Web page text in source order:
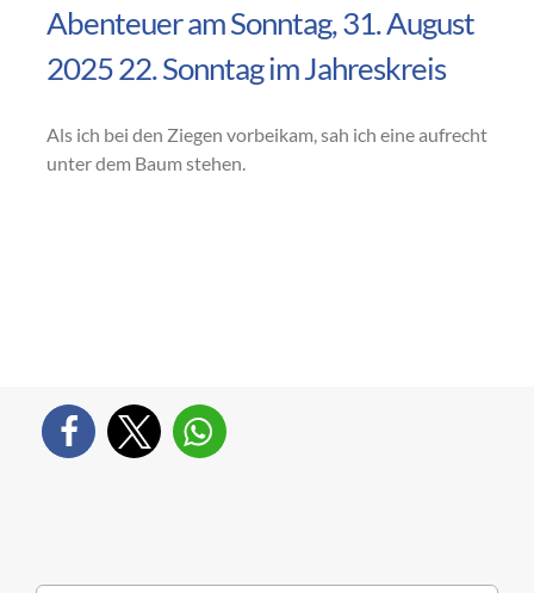
Abenteuer am Sonntag, 31. August
2025 22. Sonntag im Jahreskreis
Als ich bei den Ziegen vorbeikam, sah ich eine aufrecht
unter dem Baum stehen.